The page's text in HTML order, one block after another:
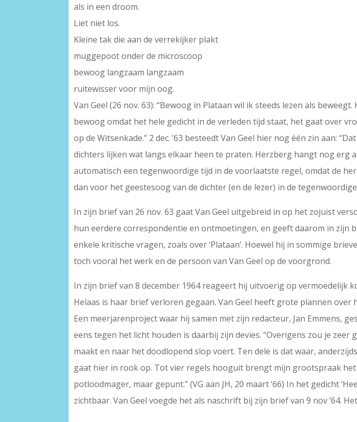
als in een droom.
Liet niet los.
Kleine tak die aan de verrekijker plakt
muggepoot onder de microscoop
bewoog langzaam langzaam
ruitewisser voor mijn oog.
Van Geel (26 nov. 63): “Bewoog in Plataan wil ik steeds lezen als
bewoog omdat het hele gedicht in de verleden tijd staat, het gaat over
op de Witsenkade.” 2 dec. ’63 besteedt Van Geel hier nog één zin aan:
dichters lijken wat langs elkaar heen te praten. Herzberg hangt nog erg
automatisch een tegenwoordige tijd in de voorlaatste regel, omdat de
dan voor het geestesoog van de dichter (en de lezer) in de
In zijn brief van 26 nov. 63 gaat Van Geel uitgebreid in op het zojuist
hun eerdere correspondentie en ontmoetingen, en geeft daarom in zijn
enkele kritische vragen, zoals over ‘Plataan’. Hoewel hij in sommige
toch vooral het werk en de persoon van Van Geel op de voorgrond.
In zijn brief van 8 december 1964 reageert hij uitvoerig op vermoedelijk
Helaas is haar brief verloren gegaan. Van Geel heeft grote plannen
Een meerjarenproject waar hij samen met zijn redacteur, Jan Emmens,
eens tegen het licht houden is daarbij zijn devies. “Overigens zou je
maakt en naar het doodlopend slop voert. Ten dele is dat waar,
gaat hier in rook op. Tot vier regels hooguit brengt mijn grootspraak het
potloodmager, maar gepunt.” (VG aan JH, 20 maart ’66) In het gedicht
zichtbaar. Van Geel voegde het als naschrift bij zijn brief van 9 nov ’64.